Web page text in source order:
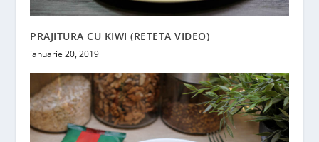
PRAJITURA CU KIWI (RETETA VIDEO)
ianuarie 20, 2019